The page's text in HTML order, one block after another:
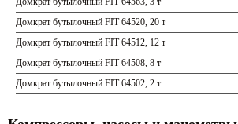
Домкрат бутылочный FIT 64520, 20 т
Домкрат бутылочный FIT 64512, 12 т
Домкрат бутылочный FIT 64508, 8 т
Домкрат бутылочный FIT 64502, 2 т